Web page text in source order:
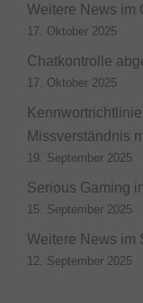
Weitere News im
17. Oktober 2025
Chatkontrolle
17. Oktober 2025
Missverständnis
19. September 2025
Serious Gaming
15. September 2025
Weitere News im
12. September 2025